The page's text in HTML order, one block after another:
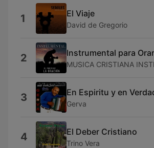
1 El Viaje
David de Gregorio
2 Instrumental para Orar
MUSICA CRISTIANA
3 En Espiritu y en
Gerva
4 El Deber Cristiano
Trino Vera